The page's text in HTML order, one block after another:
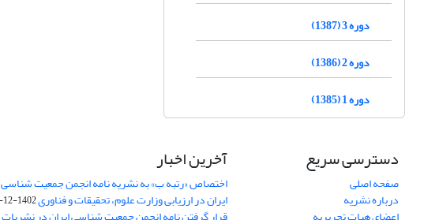
دوره 3 (1387)
دوره 2 (1386)
دوره 1 (1385)
دسترسی سریع
صفحه اصلی
درباره نشریه
آخرین اخبار
اختصاص «رتبه ب» به نشریه نامه انجمن جمعیت شناسی
ایران در ارزیابی وزارت علوم، تحقیقات و فناوری1402-12-08